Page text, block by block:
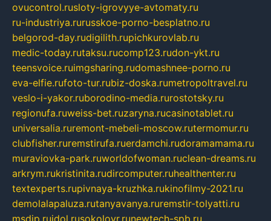
ovucontrol.rusloty-igrovyye-avtomaty.ru
ru-industriya.rurusskoe-porno-besplatno.ru
belgorod-day.rudigilith.rupichkurovlab.ru
medic-today.rutaksu.rucomp123.rudon-ykt.ru
teensvoice.ruimgsharing.rudomashnee-porno.ru
eva-elfie.rufoto-tur.rubiz-doska.rumetropoltravel.ru
veslo-i-yakor.ruborodino-media.rurostotsky.ru
regionufa.ruweiss-bet.ruzaryna.rucasinotablet.ru
universalia.ruremont-mebeli-moscow.rutermomur.ru
clubfisher.ruremstirufa.ruerdamchi.rudoramamama.ru
muraviovka-park.ruworldofwoman.ruclean-dreams.ru
arkrym.rukristinita.rudircomputer.ruhealthenter.ru
textexperts.rupivnaya-kruzhka.rukinofilmy-2021.ru
demolalapaluza.rutanyavanya.ruremstir-tolyatti.ru
msdip.rujdol.rusokolovr.runewtech-spb.ru